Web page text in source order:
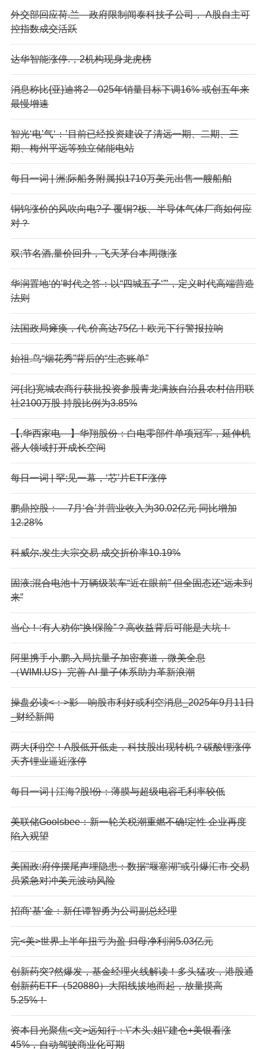
外交部回应荷.兰—政府限制闻泰科技子公司， A股自主可
控指数成交活跃
达华智能涨停.，2机构现身龙虎榜
消息称比{亚}迪将2—025年销量目标下调16% 或创五年来
最慢增速
智光‘电’气‘：’目前已经投资建设了清远一期、二期、三
期、梅州平远等独立储能电站
每日一词 | 洲;际船务附属拟1710万美元出售一艘船舶
铜钨涨价的风吹向电?子 覆铜?板、半导体气体厂商如何应
对？
双;节名酒,量价回升，飞天茅台本周微涨
华润置地‘的’时代之答：以“四城五子‘”’，定义时代高端营造
法则
法国政局瘫痪，代.价高达75亿！欧元下行警报拉响
始祖.鸟“烟花秀”背后的“生态账单”
河{北}宽城农商行获批投资参股青龙满族自治县农村信用联
社2100万股 持股比例为3.85%
【,华西家电—】华翔股份：白电零部件单项冠军，延伸机
器人领域打开成长空间
每日一词 | 罕;见一幕，‘芯’片ETF涨停
鹏鼎控股：—7月‘合’并营业收入为30.02亿元 同比增加
12.28%
科威尔,发生大宗交易 成交折价率10.19%
固液;混合电池十万辆级装车“近在眼前” 但全固态还“远未到
来”
当心！:有人劝你“换!保险”？高收益背后可能是大坑！
阿里携手小,鹏.入局抗量子加密赛道，微美全息
（WIMI.US）完善 AI 量子体系助力革新浪潮
操盘必读<：>影—响股市利好或利空消息_2025年9月11日
_财经新闻
两大{利}空！A股低开低走，科技股出现转机？碳酸锂涨停
天齐锂业逼近涨停
每日一词 | 江海?股!份：薄膜与超级电容毛利率较低
美联储Goolsbee：新一轮关税潮重燃不确!定性 企业再度
陷入观望
美国政:府停摆尾声埋隐患：数据“堰塞湖”或引爆汇市 交易
员紧急对冲美元波动风险
招商‘基’金：新任谭智勇为公司副总经理
完<美>世界上半年扭亏为盈 归母净利润5.03亿元
创新药突?然爆发，基金经理火线解读！多头猛攻，港股通
创新药ETF（520880）大阳线拔地而起，放量摸高
5.25%！
资本目光聚焦<文>远知行：\"木头.姐\"建仓+美银看涨
45%，自动驾驶商业化可期